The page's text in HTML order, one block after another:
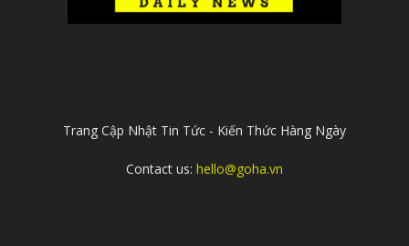
Trang Cập Nhật Tin Tức - Kiến Thức Hàng Ngày
Contact us: hello@goha.vn